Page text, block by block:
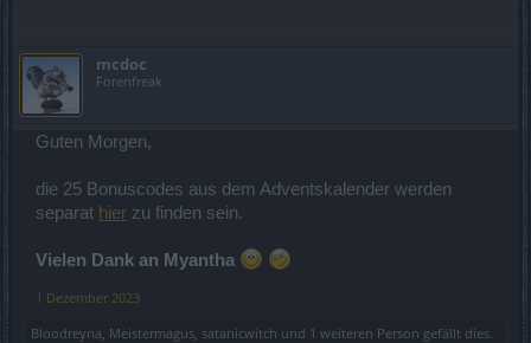
mcdoc
Forenfreak
Guten Morgen,
die 25 Bonuscodes aus dem Adventskalender werden
separat hier zu finden sein.
Vielen Dank an Myantha
1 Dezember 2023
Bloodreyna Meistermagus satanicwitch und 1 weiteren Person gefällt dies.